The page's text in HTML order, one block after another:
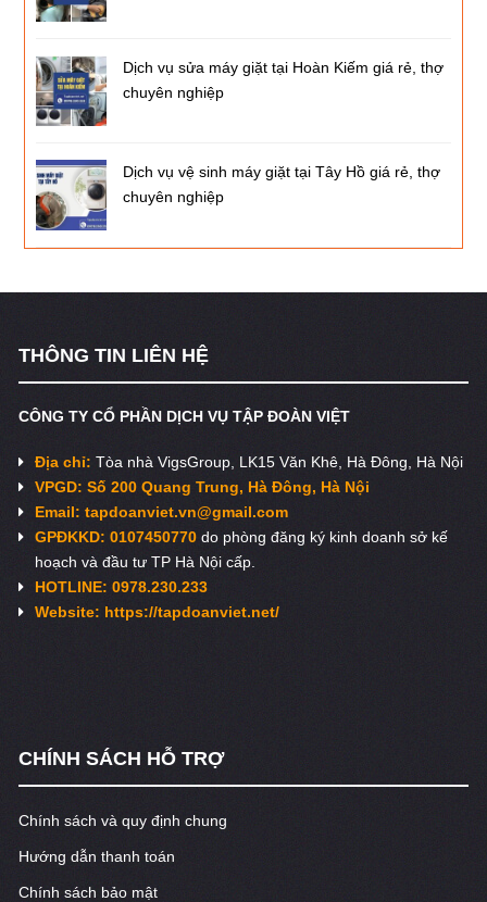
Dịch vụ sửa máy giặt tại Hoàn Kiếm giá rẻ, thợ
chuyên nghiệp
Dịch vụ vệ sinh máy giặt tại Tây Hồ giá rẻ, thợ
chuyên nghiệp
THÔNG TIN LIÊN HỆ
CÔNG TY CỔ PHẦN DỊCH VỤ TẬP ĐOÀN VIỆT
Địa chỉ:Tòa nhà VigsGroup, LK15 Văn Khê, Hà Đông, Hà Nội
VPGD: Số 200 Quang Trung, Hà Đông, Hà Nội
Email:tapdoanviet.vn@gmail.com
GPĐKKD: 0107450770do phòng đăng ký kinh doanh sở kế
hoạch và đầu tư TP Hà Nội cấp.
HOTLINE: 0978.230.233
Website: https://tapdoanviet.net/
CHÍNH SÁCH HỖ TRỢ
Chính sách và quy định chung
Hướng dẫn thanh toán
Chính sách bảo mật